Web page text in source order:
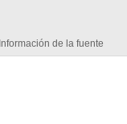
Información de la fuente